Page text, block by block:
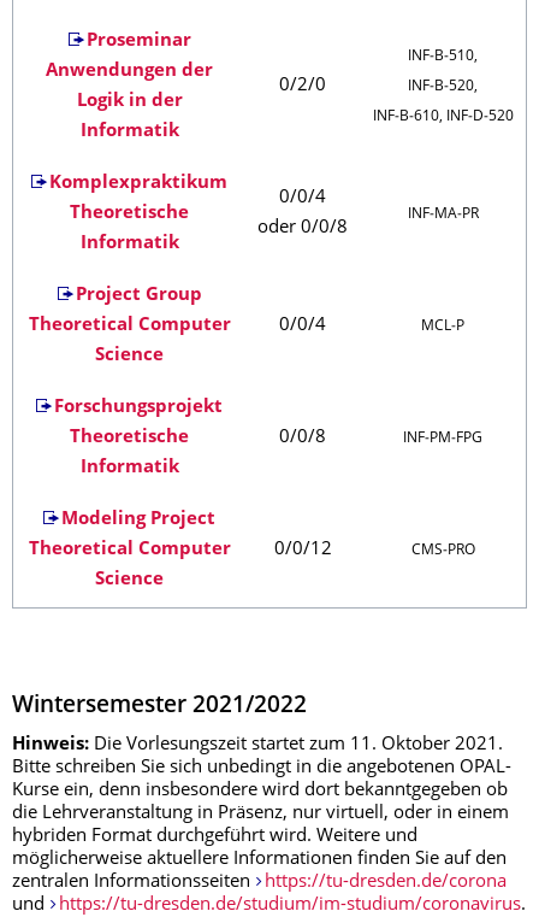
Proseminar
Anwendungen der
Logik in der
Informatik
0/2/0
INF‑B‑510,
INF‑B‑520,
INF‑B‑610, INF‑D‑520
Komplexpraktikum
Theoretische
Informatik
0/0/4
oder 0/0/8
INF‑MA‑PR
Project Group
Theoretical Computer
Science
0/0/4 MCL‑P
Forschungsprojekt
Theoretische
Informatik
0/0/8 INF‑PM‑FPG
Modeling Project
Theoretical Computer
Science
0/0/12 CMS‑PRO
Wintersemester 2021/2022
Hinweis: Die Vorlesungszeit startet zum 11. Oktober 2021.
Bitte schreiben Sie sich unbedingt in die angebotenen OPAL-
Kurse ein, denn insbesondere wird dort bekanntgegeben ob
die Lehrveranstaltung in Präsenz, nur virtuell, oder in einem
hybriden Format durchgeführt wird. Weitere und
möglicherweise aktuellere Informationen finden Sie auf den
zentralen Informationsseiten
https://tu-dresden.de/corona
und
https://tu-dresden.de/studium/im-studium/coronavirus.